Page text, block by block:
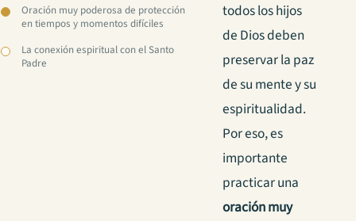
Oración muy poderosa de protección
en tiempos y momentos difíciles
La conexión espiritual con el Santo
Padre
todos los hijos
de Dios deben
preservar la paz
de su mente y su
espiritualidad.
Por eso, es
importante
practicar una
oración muy